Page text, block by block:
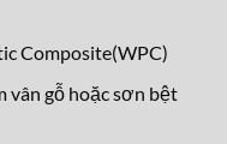
Composite(WPC)
vân gỗ hoặc sơn bệt